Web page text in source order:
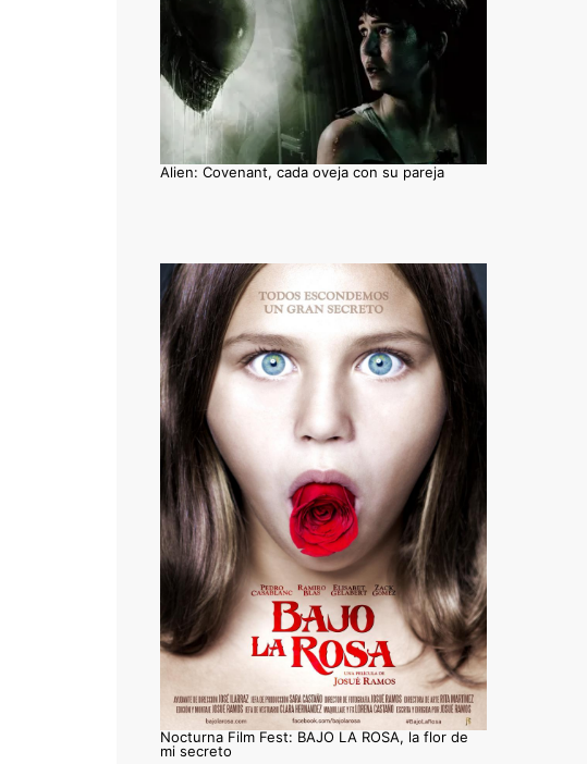
Alien: Covenant, cada oveja con su pareja
Nocturna Film Fest: BAJO LA ROSA, la flor de
mi secreto